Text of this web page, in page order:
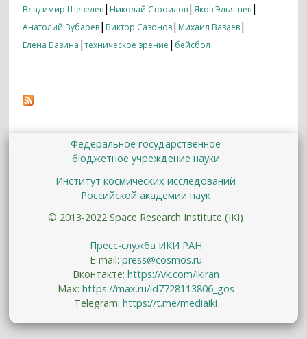
Владимир Шевелев| Николай Строилов|Яков Эльяшев|
Анатолий Зубарев| Виктор Сазонов| Михаил Ваваев|
Елена Базина |техническое зрение | бейсбол
Федеральное государственное
бюджетное учреждение науки
Институт космических исследований
Российской академии наук
© 2013-2022 Space Research Institute (IKI)
Пресс-служба ИКИ РАН
E-mail: press@cosmos.ru
Вконтакте: https://vk.com/ikiran
Max: https://max.ru/id7728113806_gos
Telegram:https://t.me/mediaiki